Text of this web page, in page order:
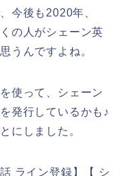
今後も2020年、
の人がシェーン英
うんですよね。
使って、シェーン
発行しているかも♪
にしました。
ライン登録】【 シ